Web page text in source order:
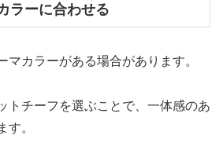
ラーに合わせる
マカラーがある場合があります。
トチーフを選ぶことで、一体感のあ
す。